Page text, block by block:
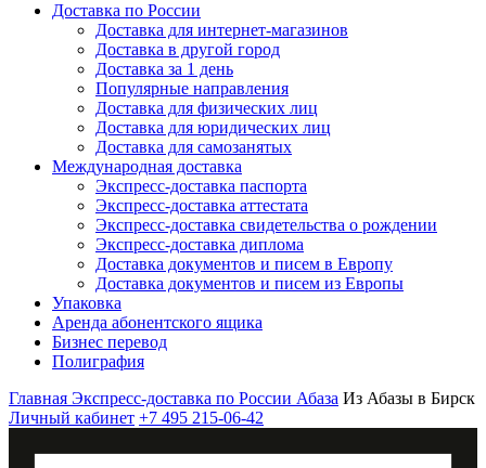
Доставка по России
Доставка для интернет-магазинов
Доставка в другой город
Доставка за 1 день
Популярные направления
Доставка для физических лиц
Доставка для юридических лиц
Доставка для самозанятых
Международная доставка
Экспресс-доставка паспорта
Экспресс-доставка аттестата
Экспресс-доставка свидетельства о рождении
Экспресс-доставка диплома
Доставка документов и писем в Европу
Доставка документов и писем из Европы
Упаковка
Аренда абонентского ящика
Бизнес перевод
Полиграфия
Главная Экспресс-доставка по России Абаза Из Абазы в Бирск
Личный кабинет +7 495 215-06-42